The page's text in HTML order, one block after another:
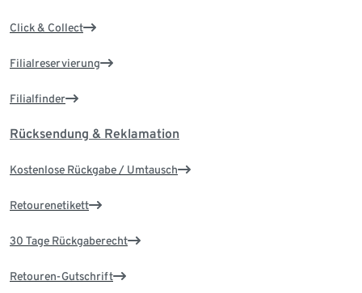
Click & Collect
Filialreservierung
Filialfinder
Rücksendung & Reklamation
Kostenlose Rückgabe / Umtausch
Retourenetikett
30 Tage Rückgaberecht
Retouren-Gutschrift